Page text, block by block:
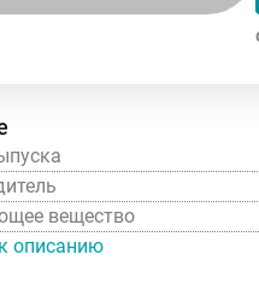
вещество
описанию